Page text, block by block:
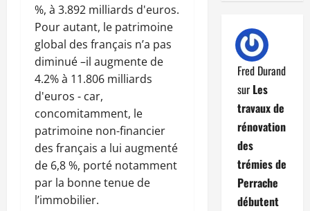
%, à 3.892 milliards d'euros.
Pour autant, le patrimoine
global des français n’a pas
diminué –il augmente de
4.2% à 11.806 milliards
d'euros - car,
concomitamment, le
patrimoine non-financier
des français a lui augmenté
de 6,8 %, porté notamment
par la bonne tenue de
l’immobilier.
Fred Durand
sur Les
travaux de
rénovation
des
trémies de
Perrache
débutent